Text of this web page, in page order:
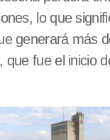
lo que
generará más
que fue el inicio